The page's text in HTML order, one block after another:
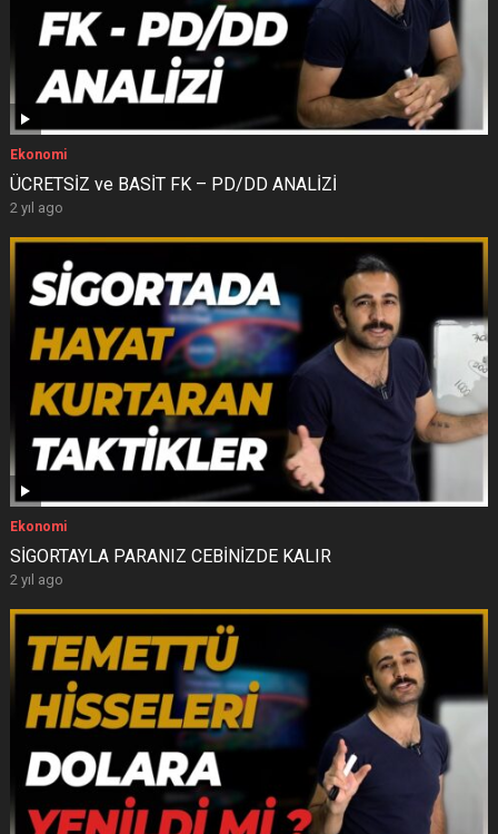
Ekonomi
ÜCRETSİZ ve BASİT FK – PD/DD ANALİZİ
2 yıl ago
Ekonomi
SİGORTAYLA PARANIZ CEBİNİZDE KALIR
2 yıl ago